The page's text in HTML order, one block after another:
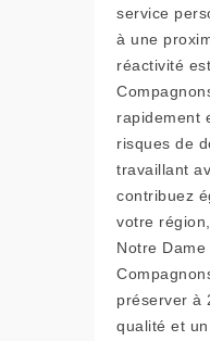
service
à une
réactivité
rapidement
risques de
travaillant
contribuez
votre
Notre
préserver à
qualité et